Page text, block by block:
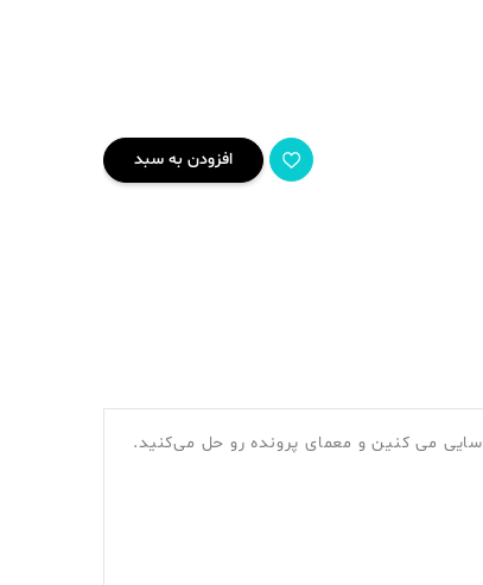
افزودن به سبد
می کنین و معمای پرونده رو حل می‌کنید.